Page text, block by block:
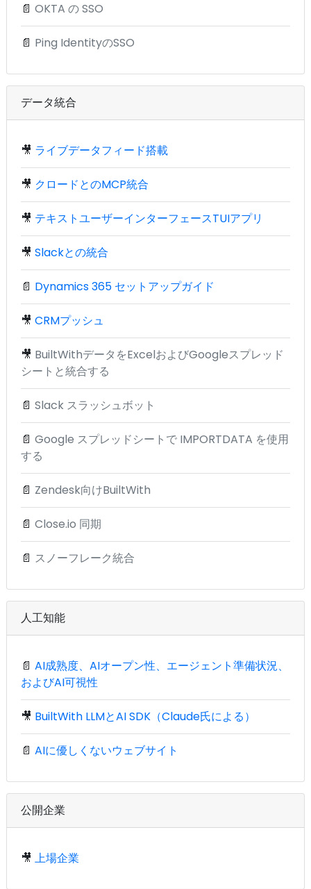
📄 OKTA の SSO
📄 Ping IdentityのSSO
データ統合
🎥 ライブデータフィード搭載
🎥 クロードとのMCP統合
🎥 テキストユーザーインターフェースTUIアプリ
🎥 Slackとの統合
📄 Dynamics 365 セットアップガイド
🎥 CRMプッシュ
🎥 BuiltWithデータをExcelおよびGoogleスプレッド
シートと統合する
📄 Slack スラッシュボット
📄 Google スプレッドシートで IMPORTDATA を使用
する
📄 Zendesk向けBuiltWith
📄 Close.io 同期
📄 スノーフレーク統合
人工知能
📄 AI成熟度、AIオープン性、エージェント準備状況、
およびAI可視性
🎥 BuiltWith LLMとAI SDK（Claude氏による）
📄 AIに優しくないウェブサイト
公開企業
🎥 上場企業